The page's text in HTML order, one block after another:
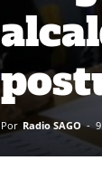
Por Radio SAGO -